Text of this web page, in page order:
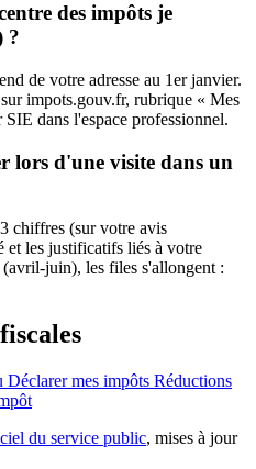
des impôts je
?
de votre adresse au 1er janvier.
impots.gouv.fr, rubrique « Mes
dans l'espace professionnel.
lors d'une visite dans un
chiffres (sur votre avis
et les justificatifs liés à votre
juin), les files s'allongent :
Déclarer mes impôts Réductions
du service public, mises à jour